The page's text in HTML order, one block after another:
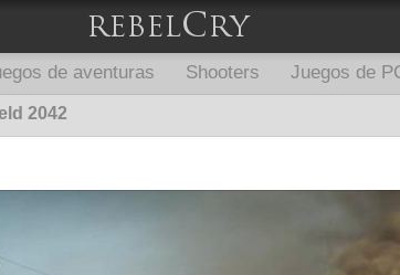
de aventuras Shooters Juegos de
2042